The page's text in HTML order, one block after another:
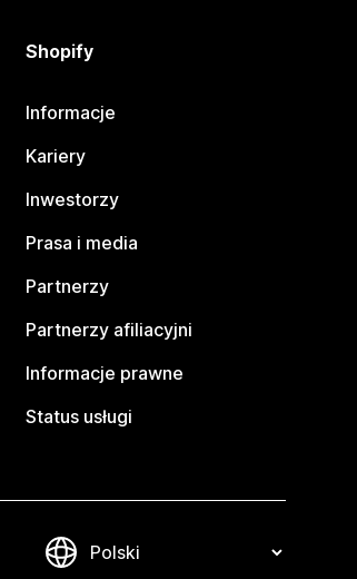
Shopify
Informacje
Kariery
Inwestorzy
Prasa i media
Partnerzy
Partnerzy afiliacyjni
Informacje prawne
Status usługi